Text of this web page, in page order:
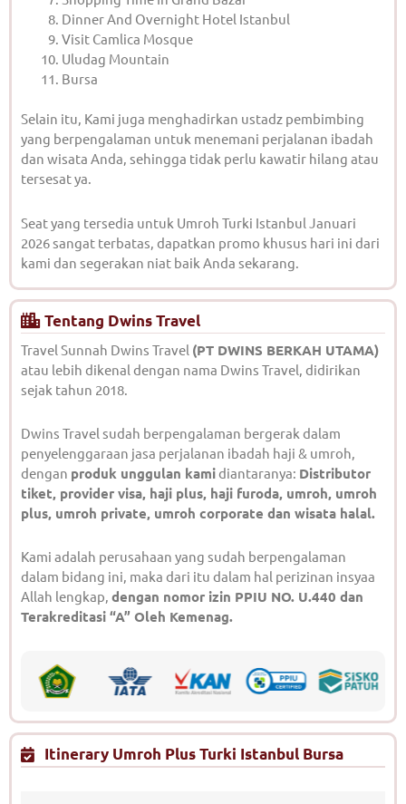
Dinner And Overnight Hotel Istanbul
Visit Camlica Mosque
Uludag Mountain
Bursa
Selain itu, Kami juga menghadirkan ustadz pembimbing
yang berpengalaman untuk menemani perjalanan ibadah
dan wisata Anda, sehingga tidak perlu kawatir hilang atau
tersesat ya.
Seat yang tersedia untuk Umroh Turki Istanbul Januari
2026 sangat terbatas, dapatkan promo khusus hari ini dari
kami dan segerakan niat baik Anda sekarang.
Tentang Dwins Travel
Travel Sunnah Dwins Travel (PT DWINS BERKAH UTAMA)
atau lebih dikenal dengan nama Dwins Travel, didirikan
sejak tahun 2018.
Dwins Travel sudah berpengalaman bergerak dalam
penyelenggaraan jasa perjalanan ibadah haji & umroh,
dengan produk unggulan kamidiantaranya: Distributor
tiket, provider visa, haji plus, haji furoda, umroh, umroh
plus, umroh private, umroh corporate dan wisata halal.
Kami adalah perusahaan yang sudah berpengalaman
dalam bidang ini, maka dari itu dalam hal perizinan insyaa
Allah lengkap, dengan nomor izin PPIU NO. U.440 dan
Terakreditasi “A” Oleh Kemenag.
Itinerary Umroh Plus Turki Istanbul Bursa